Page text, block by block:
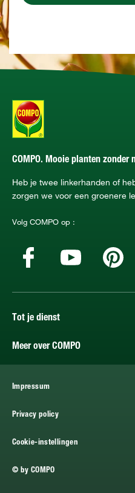
COMPO. Mooie planten zonder
Heb je twee linkerhanden of
zorgen we voor een groenere
Volg COMPO op :
Tot je dienst
Meer over COMPO
Impressum
Privacy policy
Cookie-instellingen
© by COMPO